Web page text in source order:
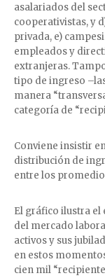
asalariados del
cooperativistas, y
privada, e)
empleados y
extranjeras.
tipo de ingreso
manera
categoría de
Conviene insistir
distribución de
entre los
El gráfico ilustra
del mercado
activos y sus
en estos
cien mil